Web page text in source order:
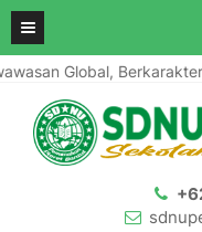
Global, Berkarakter